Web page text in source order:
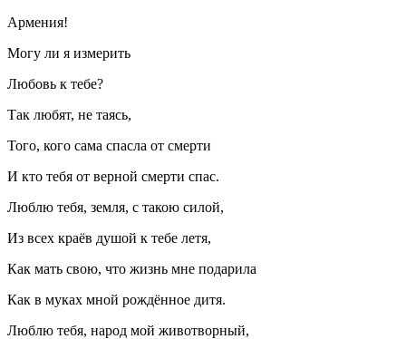
Армения!
Могу ли я измерить
Любовь к тебе?
Так любят, не таясь,
Того, кого сама спасла от смерти
И кто тебя от верной смерти спас.
Люблю тебя, земля, с такою силой,
Из всех краёв душой к тебе летя,
Как мать свою, что жизнь мне подарила
Как в муках мной рождённое дитя.
Люблю тебя, народ мой животворный,